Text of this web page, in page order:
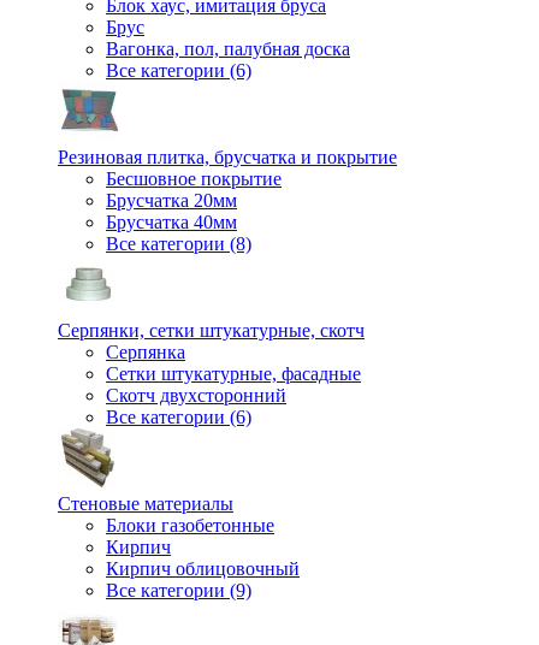
Блок хаус, имитация бруса
Брус
Вагонка, пол, палубная доска
Все категории (6)
Резиновая плитка, брусчатка и покрытие
Бесшовное покрытие
Брусчатка 20мм
Брусчатка 40мм
Все категории (8)
Серпянки, сетки штукатурные, скотч
Серпянка
Сетки штукатурные, фасадные
Скотч двухсторонний
Все категории (6)
Стеновые материалы
Блоки газобетонные
Кирпич
Кирпич облицовочный
Все категории (9)